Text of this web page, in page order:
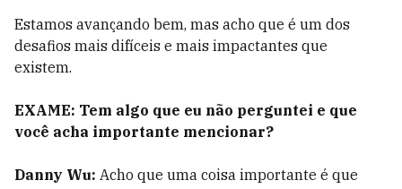
Estamos avançando bem, mas acho que é um dos
desafios mais difíceis e mais impactantes que
existem.
EXAME: Tem algo que eu não perguntei e que
você acha importante mencionar?
Danny Wu: Acho que uma coisa importante é que